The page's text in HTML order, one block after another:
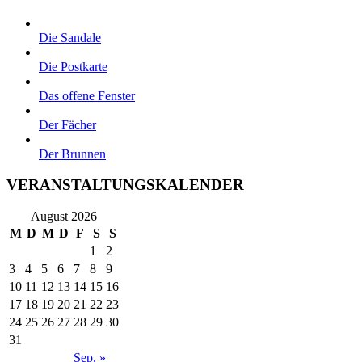
Die Sandale
Die Postkarte
Das offene Fenster
Der Fächer
Der Brunnen
VERANSTALTUNGSKALENDER
August 2026
M D M D F S S
Sep. »
1
2
3
4 5 6 7 8
9
10 11 12 13 14 15 16
17 18 19 20 21 22 23
24 25 26 27 28 29 30
31